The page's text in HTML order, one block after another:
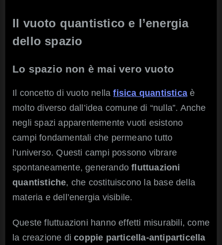
Il vuoto quantistico e l’energia
dello spazio
Lo spazio non è mai vero vuoto
Il concetto di vuoto nellafisica quantistica è
molto diverso dall’idea comune di “nulla”. Anche
negli spazi apparentemente vuoti esistono
campi fondamentali che permeano tutto
l’universo. Questi campi possono vibrare
spontaneamente, generandofluttuazioni
quantistiche, che costituiscono la base della
materia e dell’energia visibile.
Queste fluttuazioni hanno effetti misurabili, come
la creazione dicoppie particella-antiparticella